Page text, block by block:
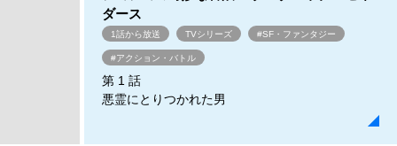
ダース
1話から放送 TVシリーズ #SF・ファンタジー
#アクション・バトル
第 1 話
悪霊にとりつかれた男